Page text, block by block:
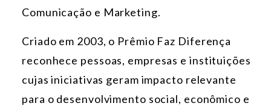
Comunicação e Marketing.
Criado em 2003, o Prêmio Faz Diferença
reconhece pessoas, empresas e instituições
cujas iniciativas geram impacto relevante
para o desenvolvimento social, econômico e